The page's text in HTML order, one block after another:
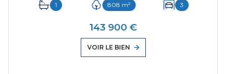
1 808 m² 3
143 900 €
VOIR LE BIEN